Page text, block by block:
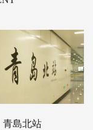
青島北站